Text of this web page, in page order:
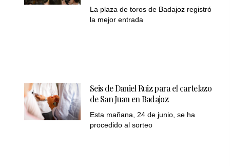
La plaza de toros de Badajoz registró
la mejor entrada
Seis de Daniel Ruiz para el cartelazo
de San Juan en Badajoz
Esta mañana, 24 de junio, se ha
procedido al sorteo